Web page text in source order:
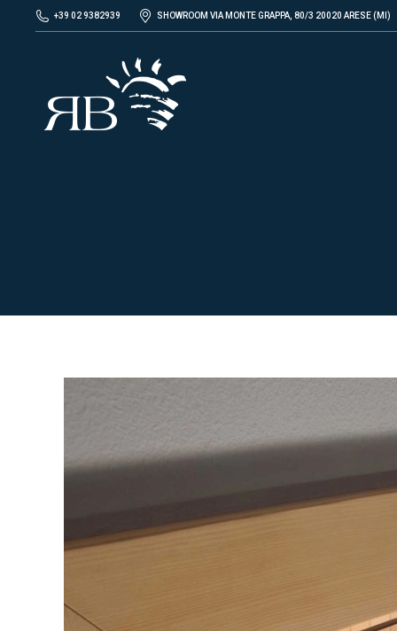
+39 02 9382939 SHOWROOM VIA MONTE GRAPPA, 80/3 20020 ARESE (MI)